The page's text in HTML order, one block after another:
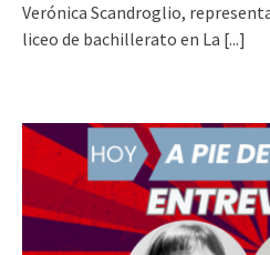
Verónica Scandroglio,
liceo de bachillerato en La [...]